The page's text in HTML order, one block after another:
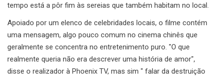
tempo está a pôr fim às sereias que também habitam no local.
Apoiado por um elenco de celebridades locais, o filme contém
uma mensagem, algo pouco comum no cinema chinês que
geralmente se concentra no entretenimento puro. "O que
realmente queria não era descrever uma história de amor",
disse o realizador à Phoenix TV, mas sim " falar da destruição